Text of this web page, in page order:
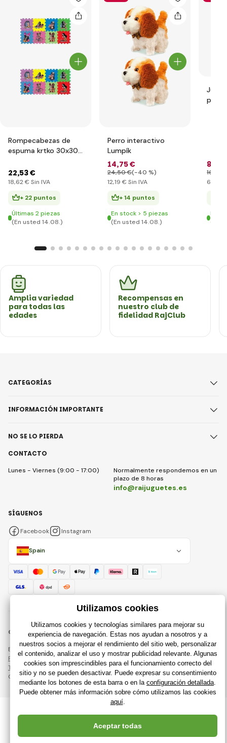
Rompecabezas de
espuma krtko 30x30
22,53 €
18,62 € Sin IVA
+ 22 puntos
Últimas 2 piezas
(En usted 14.08.)
Perro interactivo
Lumpík
14,75 €
24,50 €(-40 %)
12,19 € Sin IVA
+ 14 puntos
En stock > 5 piezas
(En usted 14.08.)
8
16
6
En
(En
Amplia variedad
para todas las
edades
Recompensas en
nuestro club de
fidelidad RajClub
CONTACTO
Lunes - Viernes (9:00 - 17:00)
Normalmente respondemos en un
plazo de 8 horas
info@raijuguetes.es
CATEGORÍAS
INFORMACIÓN IMPORTANTE
NO SE LO PIERDA
Spain
SÍGUENOS
Facebook Instagram
© 2018 - 2026 Raijuguetes.es, Todos los derechos reservados
Esta página está protegida por reCAPTCHA y se aplican
Política de privacidadcompañías de Google y su
Términos y condiciones.
Creación de tiendas en línea eficientes desdeRIESENIA